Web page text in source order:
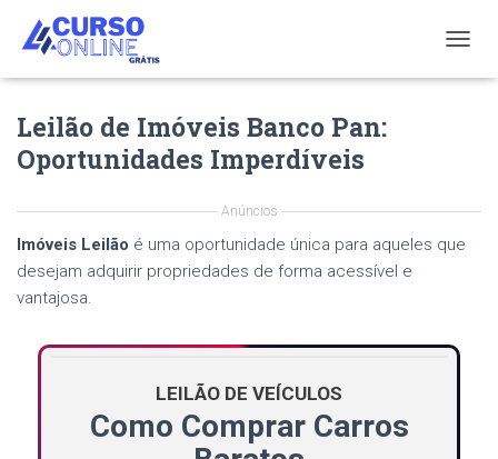
O
I
O
Leilão de Imóveis Banco Pan:
Oportunidades Imperdíveis
Anúncios
Imóveis Leilão é uma oportunidade única para aqueles que
desejam adquirir propriedades de forma acessível e
vantajosa.
LEILÃO DE VEÍCULOS
Como Comprar Carros